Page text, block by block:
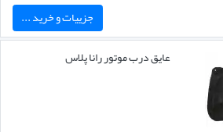
جزییات و خرید ...
عایق درب موتور رانا پلاس